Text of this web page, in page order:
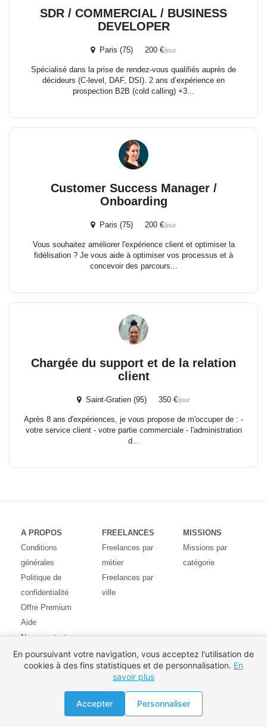
SDR / COMMERCIAL / BUSINESS
DEVELOPER
Paris (75) 200 €/jour
Spécialisé dans la prise de rendez-vous qualifiés auprès de
décideurs (C-level, DAF, DSI). 2 ans d’expérience en
prospection B2B (cold calling) +3...
Customer Success Manager /
Onboarding
Paris (75) 200 €/jour
Vous souhaitez améliorer l'expérience client et optimiser la
fidélisation ? Je vous aide à optimiser vos processus et à
concevoir des parcours...
Chargée du support et de la relation
client
Saint-Gratien (95) 350 €/jour
Après 8 ans d'expériences, je vous propose de m'occuper de : -
votre service client - votre partie commerciale - l'administration
d...
Proposer une mission
A PROPOS
Conditions
générales
Politique de
confidentialité
Offre Premium
Aide
Nous contacter
Avis des
utilisateurs
FREELANCES
Freelances par
métier
Freelances par
ville
MISSIONS
Missions par
catégorie
En poursuivant votre navigation, vous acceptez l'utilisation de
cookies à des fins statistiques et de personnalisation. En
savoir plus
Accepter Personnaliser